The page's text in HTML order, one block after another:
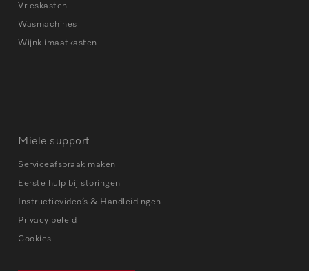
Vrieskasten
Wasmachines
Wijnklimaatkasten
Miele support
Serviceafspraak maken
Eerste hulp bij storingen
Instructievideo’s & Handleidingen
Privacy beleid
Cookies